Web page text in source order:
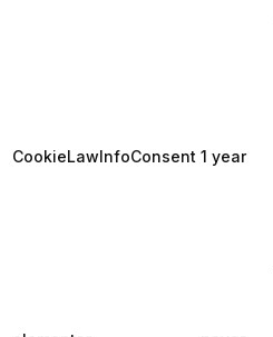
CookieLawInfoConsent 1 year